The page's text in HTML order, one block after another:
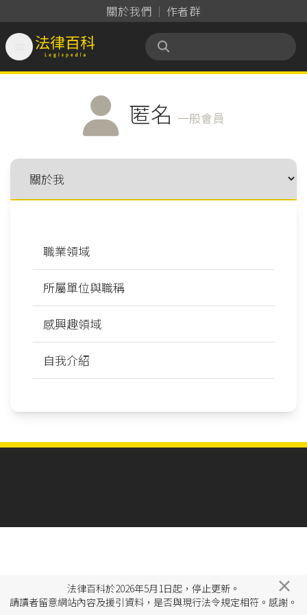
關於我們 作者群
法律百科 Legispedia
匿名 一般會員
職業領域
所屬單位與職稱
感興趣領域
自我介紹
法律百科於2026年5月1日起，停止更新。
請讀者留意網站內容及援引資料，是否與現行法令規定相符。感謝。
×